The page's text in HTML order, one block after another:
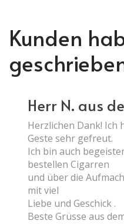
Kunden
Herr N. aus
Herzlichen Dank! Ich
Geste sehr gefreut.
Ich bin auch
bestellen Cigarren
und über die
mit viel
Liebe und Geschick .
Beste Grüsse aus